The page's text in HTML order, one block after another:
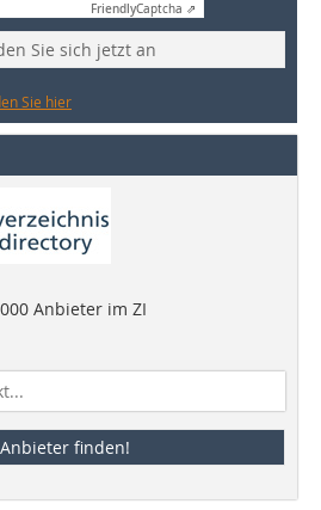
FriendlyCaptcha ⇗
Sie sich jetzt an
Sie hier
Anbieter im ZI
Anbieter finden!